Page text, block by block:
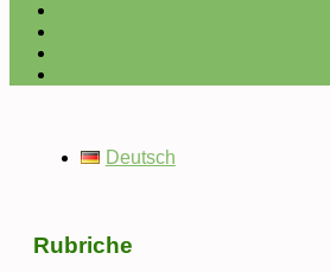
Deutsch
Rubriche